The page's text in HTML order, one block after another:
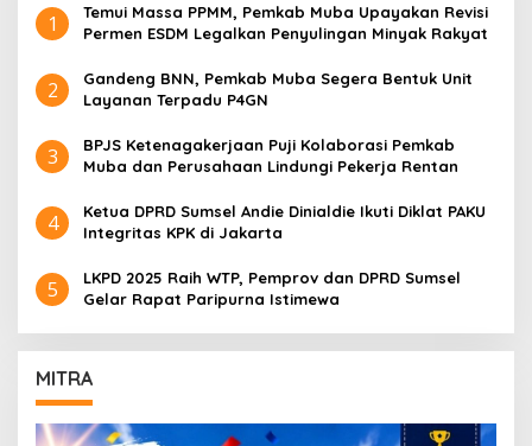
u
k
1
Temui Massa PPMM, Pemkab Muba Upayakan Revisi
Permen ESDM Legalkan Penyulingan Minyak Rakyat
2
Gandeng BNN, Pemkab Muba Segera Bentuk Unit
Layanan Terpadu P4GN
3
BPJS Ketenagakerjaan Puji Kolaborasi Pemkab
Muba dan Perusahaan Lindungi Pekerja Rentan
4
Ketua DPRD Sumsel Andie Dinialdie Ikuti Diklat PAKU
Integritas KPK di Jakarta
5
LKPD 2025 Raih WTP, Pemprov dan DPRD Sumsel
Gelar Rapat Paripurna Istimewa
MITRA